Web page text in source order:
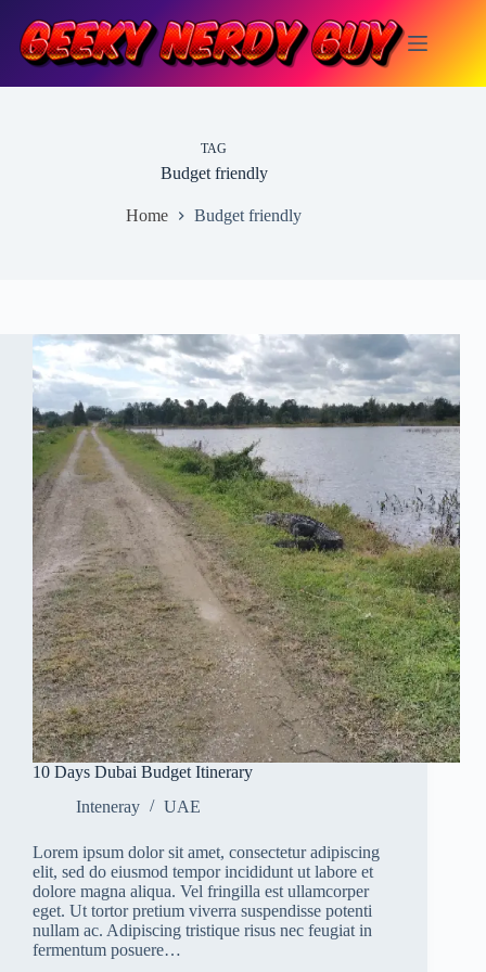
content
TAG
Budget friendly
Home Budget friendly
10 Days Dubai Budget Itinerary
Inteneray
UAE
Lorem ipsum dolor sit amet, consectetur adipiscing
elit, sed do eiusmod tempor incididunt ut labore et
dolore magna aliqua. Vel fringilla est ullamcorper
eget. Ut tortor pretium viverra suspendisse potenti
nullam ac. Adipiscing tristique risus nec feugiat in
fermentum posuere…